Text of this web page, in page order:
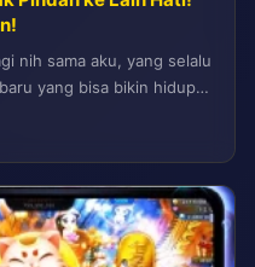
nih sama aku, yang selalu
yang bisa bikin hidup